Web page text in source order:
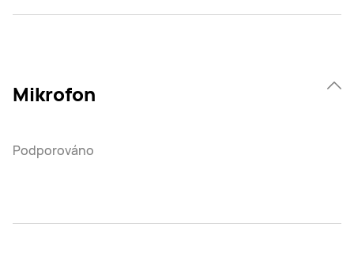
Mikrofon
Podporováno